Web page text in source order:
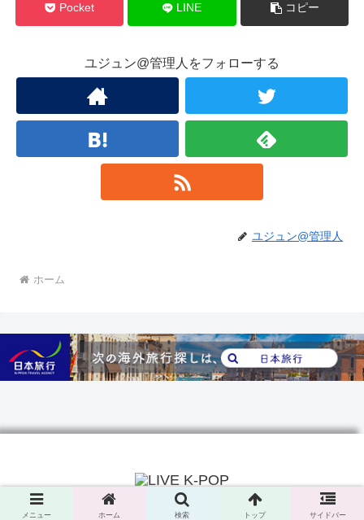
Pocket LINE コピー
ユジュン@管理人をフォローする
ユジュン@管理人
ホーム
© 2023 livekpop.jp.
メニュー ホーム 検索 トップ サイドバー